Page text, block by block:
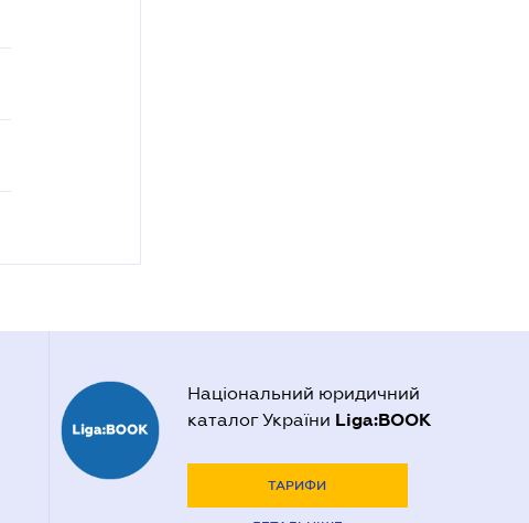
Національний юридичний
каталог України Liga:BOOK
ТАРИФИ